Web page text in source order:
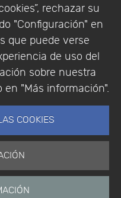
rechazar su
"Configuración" en
que puede verse
de uso del
sobre nuestra
en "Más información".
COOKIES
de Privacidad |
Addlink Software